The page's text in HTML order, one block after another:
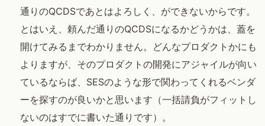
通りのQCDSであとはよろしく、ができないからです。
とはいえ、頼んだ通りのQCDSになるかどうかは、蓋を
開けてみるまでわかりません。どんなプロダクトかにも
よりますが、そのプロダクトの開発にアジャイルが向い
ているならば、SESのような形で関わってくれるベンダ
ーを探すのが良いかと思います（一括請負がフィットし
ないのはすでに書いた通りです）。